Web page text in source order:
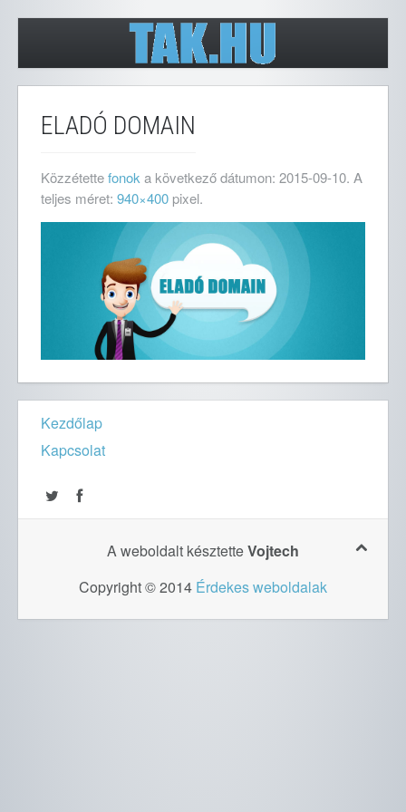
ELADÓ DOMAIN
Közzétettefonok a következő dátumon: 2015-09-10. A
teljes méret: 940×400 pixel.
Kezdőlap
Kapcsolat
A weboldalt késztetteVojtech
Copyright © 2014 Érdekes weboldalak